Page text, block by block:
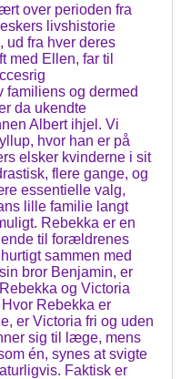
over perioden fra
livshistorie
ud fra hver deres
med Ellen, far til
familiens og dermed
da ukendte
Albert ihjel. Vi
hvor han er på
elsker kvinderne i sit
flere gange, og
essentielle valg,
lille familie langt
Rebekka er en
til forældrenes
sammen med
bror Benjamin, er
og Victoria
Rebekka er
er Victoria fri og uden
sig til læge, mens
én, synes at svigte
Faktisk er